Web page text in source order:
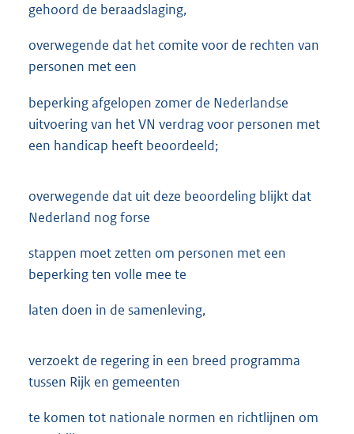
gehoord de beraadslaging,
overwegende dat het comite voor de rechten van
personen met een
beperking afgelopen zomer de Nederlandse
uitvoering van het VN verdrag voor personen met
een handicap heeft beoordeeld;
overwegende dat uit deze beoordeling blijkt dat
Nederland nog forse
stappen moet zetten om personen met een
beperking ten volle mee te
laten doen in de samenleving,
verzoekt de regering in een breed programma
tussen Rijk en gemeenten
te komen tot nationale normen en richtlijnen om